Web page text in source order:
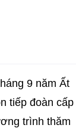
9 năm Ất
tiếp đoàn cấp
trình thăm